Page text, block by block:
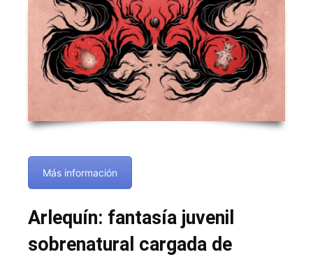
Más información
Arlequín: fantasía juvenil
sobrenatural cargada de